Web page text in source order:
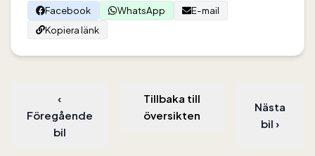
Facebook
WhatsApp
E-mail
Kopiera länk
‹
Föregående
bil
Tillbaka till
översikten
Nästa
bil ›